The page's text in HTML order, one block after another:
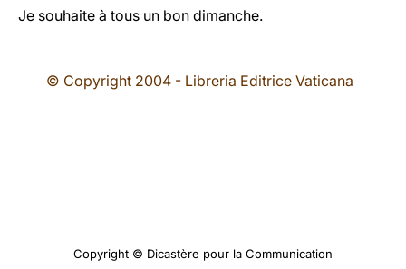
Je souhaite à tous un bon dimanche.
© Copyright 2004 - Libreria Editrice Vaticana
Copyright © Dicastère pour la Communication